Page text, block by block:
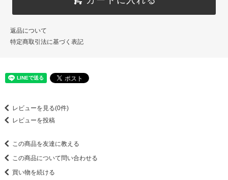
返品について
特定商取引法に基づく表記
レビューを見る(0件)
レビューを投稿
この商品を友達に教える
この商品について問い合わせる
買い物を続ける